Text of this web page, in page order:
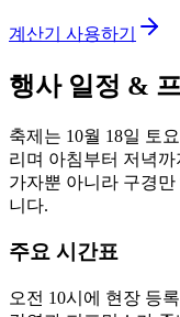
계산기 사용하기
행사 일정 &
축제는 10월 18일 토
리며 아침부터 저녁
가자뿐 아니라 구경
니다.
주요 시간표
오전 10시에 현장 등